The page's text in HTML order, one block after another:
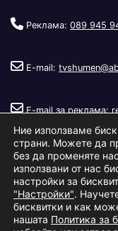
Реклама: 089 945
E-mail:
E-mail за реклама:
Copyright © 2026
Ние използваме
страни. Можете да
без да променяте
използвани от нас
настройки за
"Настройки".
бисквитки и как
нашата Политика за